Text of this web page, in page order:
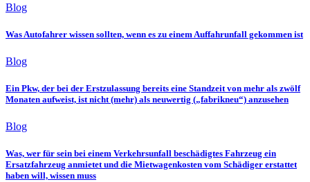
Blog
Was Autofahrer wissen sollten, wenn es zu einem Auffahrunfall gekommen ist
Blog
Ein Pkw, der bei der Erstzulassung bereits eine Standzeit von mehr als zwölf
Monaten aufweist, ist nicht (mehr) als neuwertig („fabrikneu“) anzusehen
Blog
Was, wer für sein bei einem Verkehrsunfall beschädigtes Fahrzeug ein
Ersatzfahrzeug anmietet und die Mietwagenkosten vom Schädiger erstattet
haben will, wissen muss